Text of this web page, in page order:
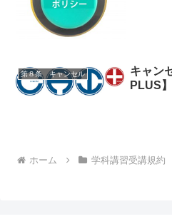
第８条 キャンセル
キャン
PLUS】
ホーム 学科講習受講規約